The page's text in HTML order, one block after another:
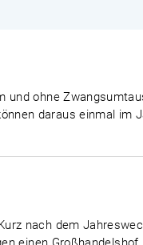
und ohne
daraus einmal im
nach dem